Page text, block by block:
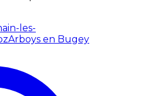
les-
Arboys en Bugey